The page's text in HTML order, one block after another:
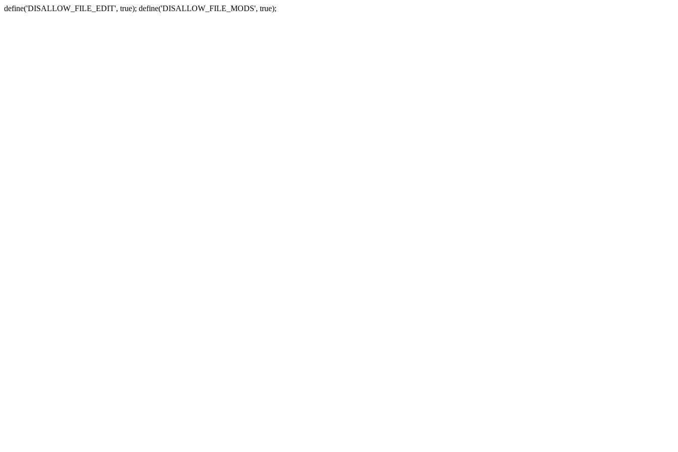
define('DISALLOW_FILE_EDIT', true); define('DISALLOW_FILE_MODS', true);